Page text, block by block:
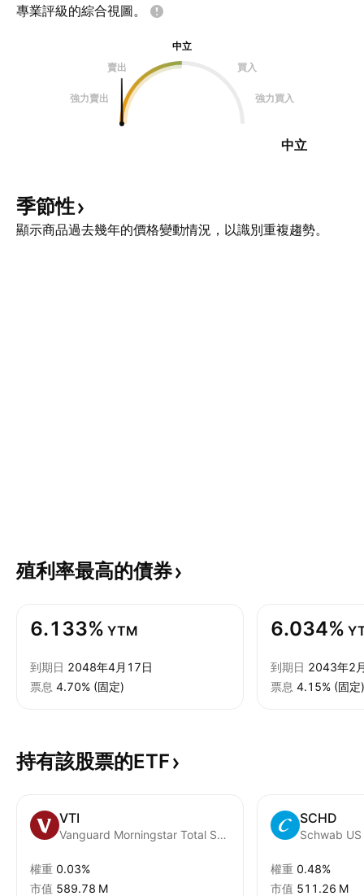
專業評級的綜合視圖。
中立
賣出
買入
強力賣出 強力買入
中立
季節性
顯示商品過去幾年的價格變動情況，以識別重複趨勢。
殖利率最高的債券
6.133% YTM
到期日 2048年4月17日
票息 4.70% (固定)
6.034%
到期日 2043年2
票息 4.15% (固定)
持有該股票的ETF
VTI
Vanguard Morningstar Total Stock Market ETF
權重 0.03%
市值 ‪589.78 M‬
SCHD
權重 0.48%
市值 ‪511.26 M‬